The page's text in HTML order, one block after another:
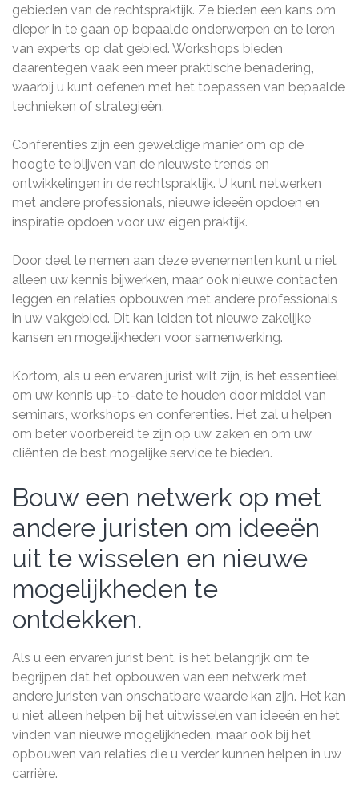
gebieden van de rechtspraktijk. Ze bieden een kans om
dieper in te gaan op bepaalde onderwerpen en te leren
van experts op dat gebied. Workshops bieden
daarentegen vaak een meer praktische benadering,
waarbij u kunt oefenen met het toepassen van bepaalde
technieken of strategieën.
Conferenties zijn een geweldige manier om op de
hoogte te blijven van de nieuwste trends en
ontwikkelingen in de rechtspraktijk. U kunt netwerken
met andere professionals, nieuwe ideeën opdoen en
inspiratie opdoen voor uw eigen praktijk.
Door deel te nemen aan deze evenementen kunt u niet
alleen uw kennis bijwerken, maar ook nieuwe contacten
leggen en relaties opbouwen met andere professionals
in uw vakgebied. Dit kan leiden tot nieuwe zakelijke
kansen en mogelijkheden voor samenwerking.
Kortom, als u een ervaren jurist wilt zijn, is het essentieel
om uw kennis up-to-date te houden door middel van
seminars, workshops en conferenties. Het zal u helpen
om beter voorbereid te zijn op uw zaken en om uw
cliënten de best mogelijke service te bieden.
Bouw een netwerk op met
andere juristen om ideeën
uit te wisselen en nieuwe
mogelijkheden te
ontdekken.
Als u een ervaren jurist bent, is het belangrijk om te
begrijpen dat het opbouwen van een netwerk met
andere juristen van onschatbare waarde kan zijn. Het kan
u niet alleen helpen bij het uitwisselen van ideeën en het
vinden van nieuwe mogelijkheden, maar ook bij het
opbouwen van relaties die u verder kunnen helpen in uw
carrière.